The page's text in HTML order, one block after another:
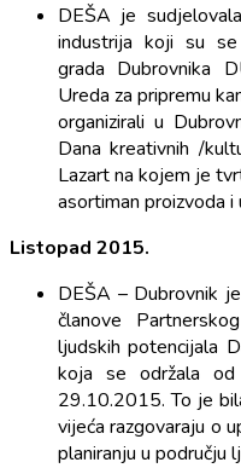
DEŠA je
industrija koji su se
grada Dubrovnika
Ureda za pripremu
organizirali u
Dana kreativnih /
Lazart na kojem je
asortiman proizvoda i
Listopad 2015.
DEŠA – Dubrovnik
članove
ljudskih potencijala
koja se održala
29.10.2015. To je
vijeća razgovaraju o
planiranju u području